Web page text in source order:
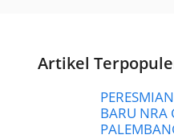
Artikel
BARU NRA